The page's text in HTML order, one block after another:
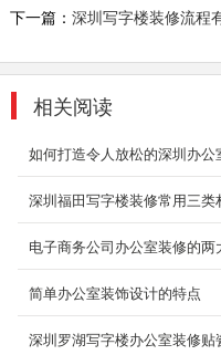
下一篇： 深圳写字楼装修流程
相关阅读
如何打造令人放松的深圳办公
深圳福田写字楼装修常用三类
电子商务公司办公室装修的两
简单办公室装饰设计的特点
深圳罗湖写字楼办公室装修贴